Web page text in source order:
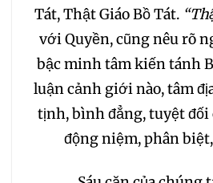
Tát, Thật Giáo Bồ Tát.
với Quyền, cũng nêu rõ
bậc minh tâm kiến tánh
luận cảnh giới nào, tâm
tịnh, bình đẳng, tuyệt
động niệm, phân